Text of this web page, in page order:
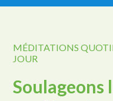
MÉDITATIONS
JOUR
Soulageons